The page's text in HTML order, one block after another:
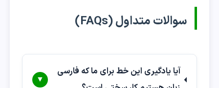
سوالات متداول (FAQs)
آیا یادگیری این خط برای ما که فارسی
▼